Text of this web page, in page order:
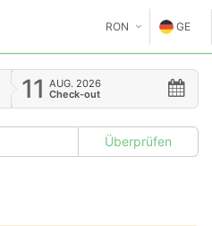
RON
€
$
£
GE
EN
GE
11 AUG. 2026
Check-out